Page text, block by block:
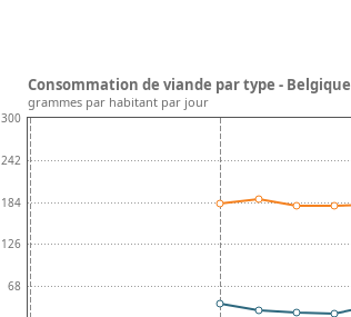
68
126
184
242
300
Consommation de viande par type - Belgique
grammes par habitant par jour